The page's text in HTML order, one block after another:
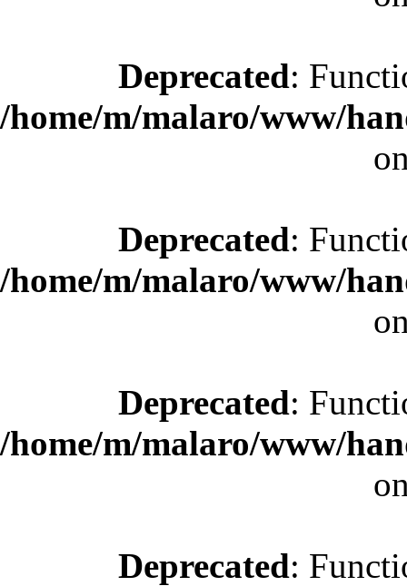
Deprecated:
/home/m/malaro/www/
Deprecated:
/home/m/malaro/www/
Deprecated:
/home/m/malaro/www/
Deprecated: